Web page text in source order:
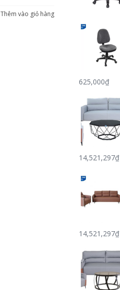
Thêm vào giỏ hàng
625,000₫
14,521,297₫
14,521,297₫